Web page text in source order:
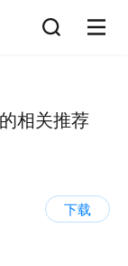
相关推荐
下载